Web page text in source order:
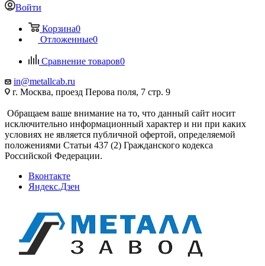
Войти
Корзина0
Отложенные0
Сравнение товаров0
in@metallcab.ru
г. Москва, проезд Перова поля, 7 стр. 9
Обращаем ваше внимание на то, что данный сайт носит
исключительно информационный характер и ни при каких
условиях не является публичной офертой, определяемой
положениями Статьи 437 (2) Гражданского кодекса
Российской Федерации.
Вконтакте
Яндекс.Дзен